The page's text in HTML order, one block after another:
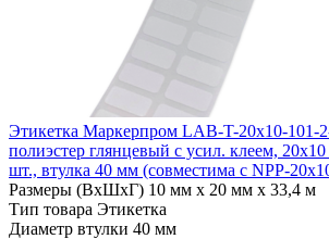
Этикетка Маркерпром LAB-T-20x10-101-
полиэстер глянцевый с усил. клеем,
шт., втулка 40 мм (совместима с NPP-
Размеры (ВхШхГ) 10 мм х 20 мм х 33,4 м
Тип товара Этикетка
Диаметр втулки 40 мм